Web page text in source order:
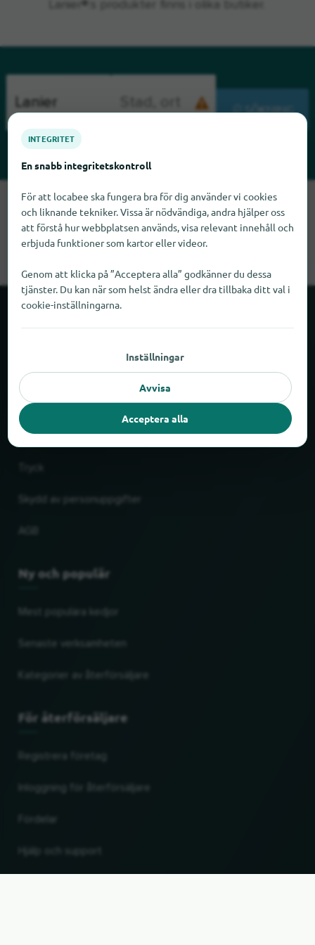
Lanier®:s produkter finns i olika butiker.
SÖKNING
Tyvärr kan vi inte hitta Lanier just nu. Om du vet var Lanier
finns skulle vi bli glada om du meddelade oss det.
Partner
Rättslig
Ny och populär
Senaste verksamheten
Kategorier av återförsäljare
För återförsäljare
Inloggning för återförsäljare
Fördelar
INTEGRITET
En snabb integritetskontroll
För att locabee ska fungera bra för dig använder vi cookies
och liknande tekniker. Vissa är nödvändiga, andra hjälper oss
att förstå hur webbplatsen används, visa relevant innehåll och
erbjuda funktioner som kartor eller videor.
Genom att klicka på ”Acceptera alla” godkänner du dessa
tjänster. Du kan när som helst ändra eller dra tillbaka ditt val i
cookie-inställningarna.
Inställningar
Avvisa
Acceptera alla